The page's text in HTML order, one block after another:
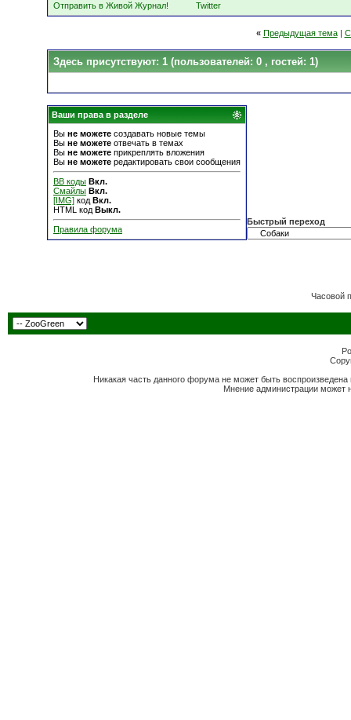
Отправить в Живой Журнал!
Twitter
« Предыдущая тема|
Здесь присутствуют: 1 (пользователей: 0 , гостей: 1)
Ваши права в разделе
Вы не можете создавать новые темы
Вы не можете отвечать в темах
Вы не можете прикреплять вложения
Вы не можете редактировать свои сообщения
BB коды Вкл.
Смайлы Вкл.
[IMG] код Вкл.
HTML код Выкл.
Правила форума
Быстрый переход
Часовой
Никакая часть данного форума не может быть
Мнение администрации может